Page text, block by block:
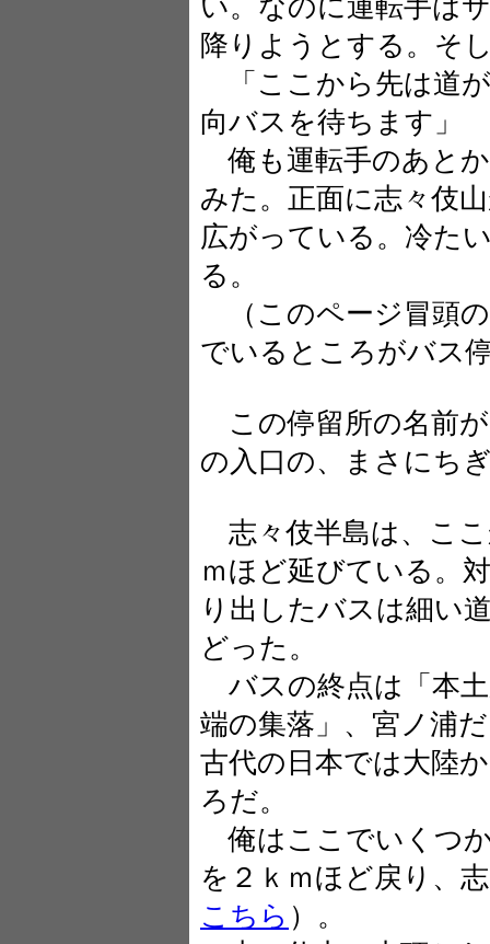
い。なのに運転手は
降りようとする。そ
「ここから先は道
向バスを待ちます」
俺も運転手のあと
みた。正面に志々伎
広がっている。冷た
る。
（このページ冒頭
でいるところがバス
この停留所の名前
の入口の、まさにち
志々伎半島は、こ
ｍほど延びている。
り出したバスは細い
どった。
バスの終点は「本
端の集落」、宮ノ浦
古代の日本では大陸
ろだ。
俺はここでいくつ
を２ｋｍほど戻り、
こちら ）。